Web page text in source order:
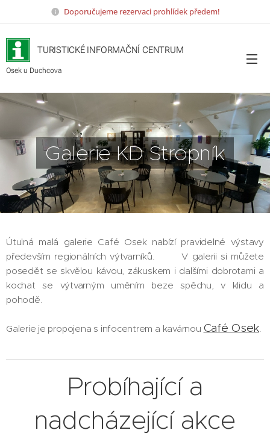
Doporučujeme rezervaci prohlídek předem!
TURISTICKÉ INFORMAČNÍ CENTRUM
Osek u Duchcova
Galerie KD Stropník
Útulná malá galerie Café Osek nabízí pravidelné výstavy
především regionálních výtvarníků. V galerii si můžete
posedět se skvělou kávou, zákuskem i dalšími dobrotami a
kochat se výtvarným uměním beze spěchu, v klidu a
pohodě.
Galerie je propojena s infocentrem a kavárnou Café Osek.
Probíhající a
nadcházející akce